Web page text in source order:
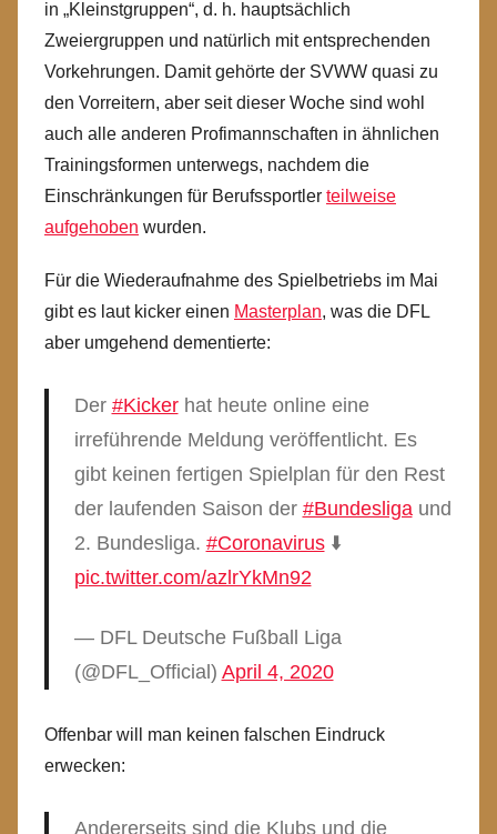
in „Kleinstgruppen“, d. h. hauptsächlich
Zweiergruppen und natürlich mit entsprechenden
Vorkehrungen. Damit gehörte der SVWW quasi zu
den Vorreitern, aber seit dieser Woche sind wohl
auch alle anderen Profimannschaften in ähnlichen
Trainingsformen unterwegs, nachdem die
Einschränkungen für Berufssportler teilweise
aufgehoben wurden.
Für die Wiederaufnahme des Spielbetriebs im Mai
gibt es laut kicker einen Masterplan, was die DFL
aber umgehend dementierte:
Der #Kickerhat heute online eine
irreführende Meldung veröffentlicht. Es
gibt keinen fertigen Spielplan für den Rest
der laufenden Saison der #Bundesligaund
2. Bundesliga. #Coronavirus⬇️
pic.twitter.com/azlrYkMn92
— DFL Deutsche Fußball Liga
(@DFL_Official) April 4, 2020
Offenbar will man keinen falschen Eindruck
erwecken:
Andererseits sind die Klubs und die